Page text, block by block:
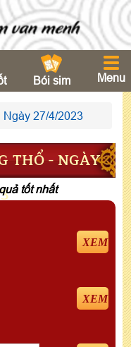
Bói sim Menu
Ngày 27/4/2023
THỔ - NGÀY
tốt nhất
XEM
XEM